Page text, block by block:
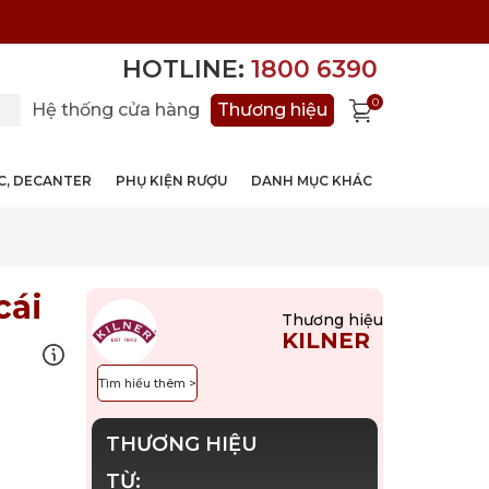
HOTLINE: 1800 6390
Hệ thống cửa hàng Thương hiệu 0
DECANTER PHỤ KIỆN RƯỢU DANH MỤC KHÁC
Thương hiệu
KILNER
Tìm hiểu thêm >
THƯƠNG HIỆU
TỪ: